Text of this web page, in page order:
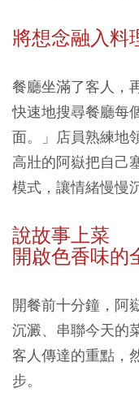
將想念融入料
餐廳坐滿了客人，
快速地搜尋餐廳每
面。」店員熟練地
高壯的阿嶽把自己
模式，讓情緒慢慢
說故事上菜
開啟色香味的
開餐前十分鐘，阿
沉澱、串聯今天的
客人傳達的重點，
步。